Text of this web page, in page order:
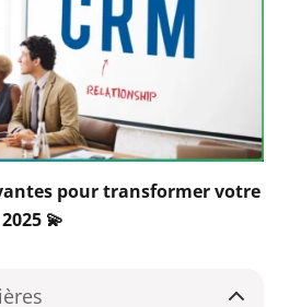
pour transformer votre
💫